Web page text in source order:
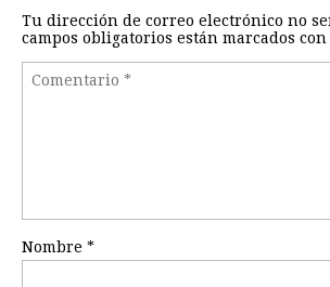
Tu dirección de correo electrónico no
campos obligatorios están marcados con
Nombre *